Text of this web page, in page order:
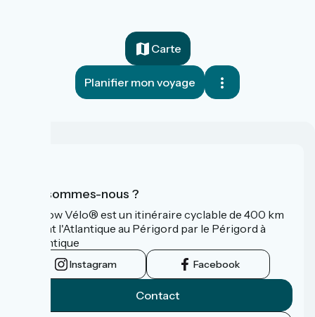
Carte
Planifier mon voyage
Qui sommes-nous ?
La Flow Vélo® est un itinéraire cyclable de 400 km
reliant l'Atlantique au Périgord par le Périgord à
l’Atlantique
Instagram Facebook
Contact